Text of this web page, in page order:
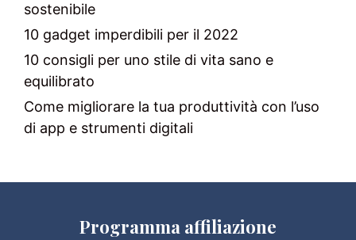
sostenibile
10 gadget imperdibili per il 2022
10 consigli per uno stile di vita sano e
equilibrato
Come migliorare la tua produttività con l’uso
di app e strumenti digitali
Programma affiliazione